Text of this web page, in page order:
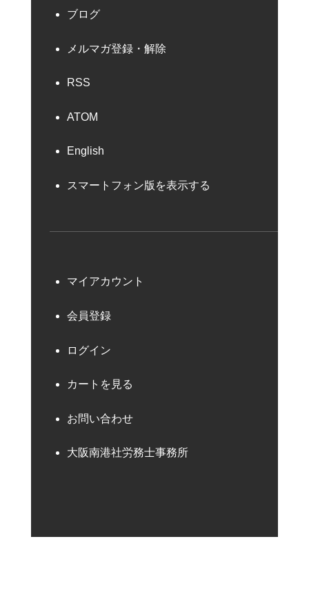
ブログ
メルマガ登録・解除
RSS
ATOM
English
スマートフォン版を表示する
マイアカウント
会員登録
ログイン
カートを見る
お問い合わせ
大阪南港社労務士事務所